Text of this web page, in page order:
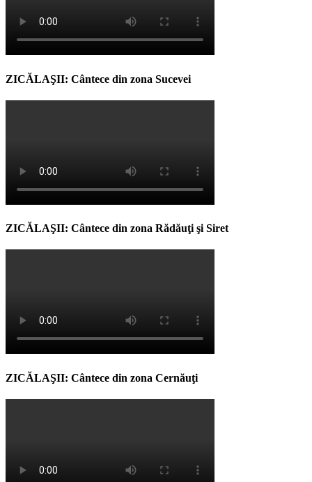
ZICĂLAŞII: Cântece din zona Sucevei
ZICĂLAŞII: Cântece din zona Rădăuţi şi Siret
ZICĂLAŞII: Cântece din zona Cernăuţi